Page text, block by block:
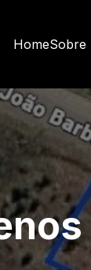
HomeSobre